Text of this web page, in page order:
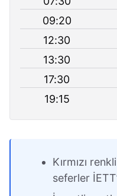
09:20
12:30
13:30
17:30
19:15
Kırmızı
seferler